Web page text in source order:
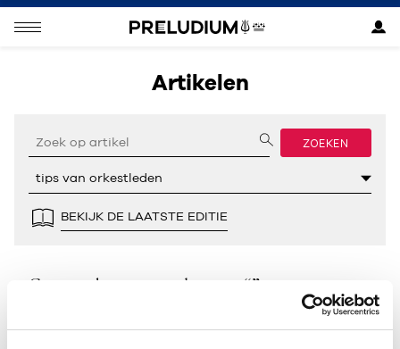
Artikelen
ZOEKEN
BEKIJK DE LAATSTE EDITIE
Geen resultaten gevonden voor “”.